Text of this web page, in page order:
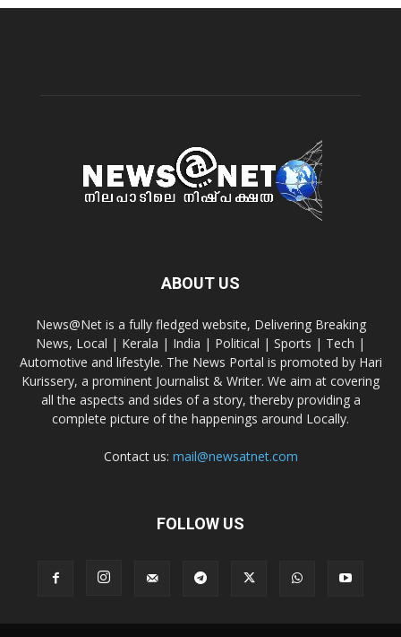
ABOUT US
News@Net is a fully fledged website, Delivering Breaking
News, Local | Kerala | India | Political | Sports | Tech |
Automotive and lifestyle. The News Portal is promoted by Hari
Kurissery, a prominent Journalist & Writer. We aim at covering
all the aspects and sides of a story, thereby providing a
complete picture of the happenings around Locally.
Contact us: mail@newsatnet.com
FOLLOW US